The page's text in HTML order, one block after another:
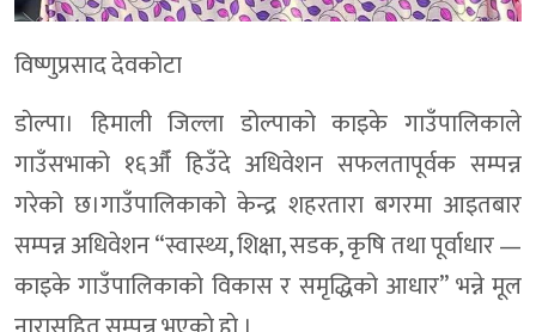
विष्णुप्रसाद देवकोटा
डाेल्पा। हिमाली जिल्ला डोल्पाको काइके गाउँपालिकाले
गाउँसभाको १६औँ हिउँदे अधिवेशन सफलतापूर्वक सम्पन्न
गरेको छ।गाउँपालिकाको केन्द्र शहरतारा बगरमा आइतबार
सम्पन्न अधिवेशन “स्वास्थ्य, शिक्षा, सडक, कृषि तथा पूर्वाधार —
काइके गाउँपालिकाको विकास र समृद्धिको आधार” भन्ने मूल